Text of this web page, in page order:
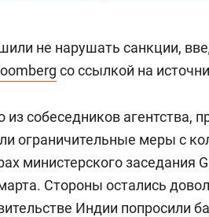
не нарушать санкции,
со ссылкой на
из собеседников агентства,
ограничительные меры с
министерского заседания
Стороны остались
Индии попросили
150 камер до
ID вместо ключа:
безопасность в ЖК